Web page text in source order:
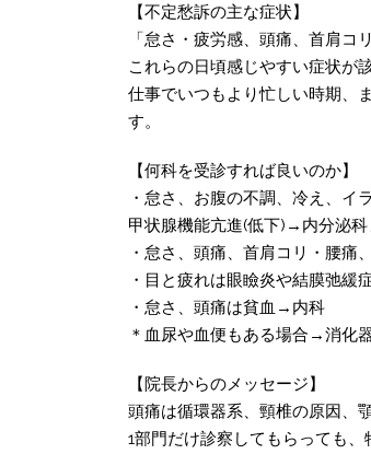
【不定愁訴の主な症状】
「怠さ・疲労感、頭痛、首肩コ
これらの日頃感じやすい症状が
仕事でいつもより忙しい時期、
す。
【何科を受診すれば良いのか】
・怠さ、お腹の不調、冷え、イ
甲状腺機能亢進(低下)→内分泌
・怠さ、頭痛、首肩コリ・腰
・目と疲れは眼瞼炎や結膜弛緩
・怠さ、頭痛は貧血→内科
＊血尿や血便もある場合→消化
【院長からのメッセージ】
頭痛は循環器系、頸椎の原因、
1部門だけ診察してもらっても